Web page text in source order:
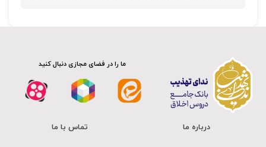
ما را در فضای مجازی دنبال کنید
درباره ما تماس با ما